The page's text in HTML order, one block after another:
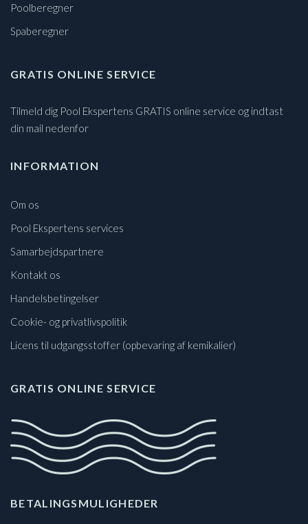
Poolberegner
Spaberegner
GRATIS ONLINE SERVICE
Tilmeld dig Pool Ekspertens GRATIS online service og indtast
din mail nedenfor
INFORMATION
Om os
Pool Ekspertens services
Samarbejdspartnere
Kontakt os
Handelsbetingelser
Cookie- og privatlivspolitik
Licens til udgangsstoffer (opbevaring af kemikalier)
GRATIS ONLINE SERVICE
BETALINGSMULIGHEDER